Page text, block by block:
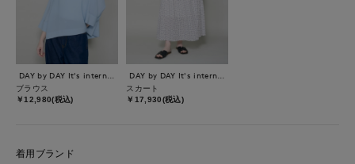
ブラウス
￥12,980(税込)
スカート
￥17,930(税込)
着用ブランド